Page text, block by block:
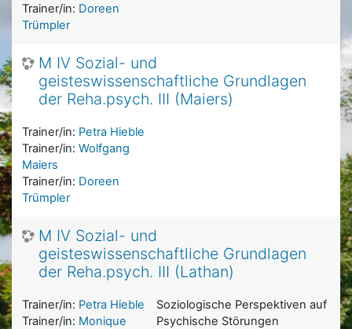
Trainer/in: Doreen
Trümpler
M IV Sozial- und
geisteswissenschaftliche Grundlagen
der Reha.psych. III (Maiers)
Trainer/in: Petra Hieble
Trainer/in: Wolfgang
Maiers
Trainer/in: Doreen
Trümpler
M IV Sozial- und
geisteswissenschaftliche Grundlagen
der Reha.psych. III (Lathan)
Soziologische Perspektiven auf
Psychische Störungen
Trainer/in: Petra Hieble
Trainer/in: Monique